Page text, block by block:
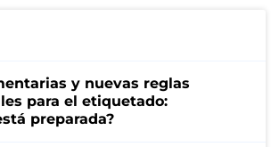
y nuevas reglas
para el etiquetado:
preparada?